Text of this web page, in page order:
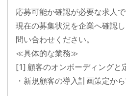
応募可能か確認が必要な求人で
現在の募集状況を企業へ確認
問い合わせください。
≪具体的な業務≫
[1] 顧客のオンボーディングと
・新規顧客の導入計画策定か